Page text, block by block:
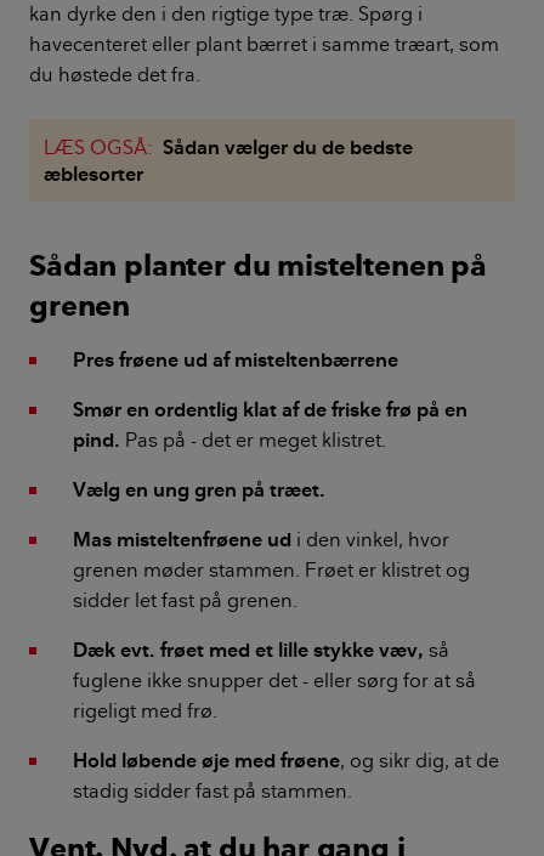
kan dyrke den i den rigtige type træ. Spørg i
havecenteret eller plant bærret i samme træart, som
du høstede det fra.
LÆS OGSÅ: Sådan vælger du de bedste
æblesorter
Sådan planter du misteltenen på
grenen
Pres frøene ud af misteltenbærrene
Smør en ordentlig klat af de friske frø på en
pind. Pas på - det er meget klistret.
Vælg en ung gren på træet.
Mas misteltenfrøene ud i den vinkel, hvor
grenen møder stammen. Frøet er klistret og
sidder let fast på grenen.
Dæk evt. frøet med et lille stykke væv, så
fuglene ikke snupper det - eller sørg for at så
rigeligt med frø.
Hold løbende øje med frøene, og sikr dig, at de
stadig sidder fast på stammen.
Vent. Nyd, at du har gang i